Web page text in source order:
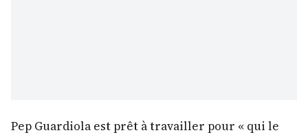
Pep Guardiola est prêt à travailler pour « qui le